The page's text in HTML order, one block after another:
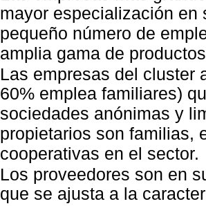
mayor especialización en
pequeño número de
amplia gama de
Las empresas del cluster
60% emplea familiares)
sociedades anónimas y
propietarios son familias,
cooperativas en el sector.
Los proveedores son en
que se ajusta a la